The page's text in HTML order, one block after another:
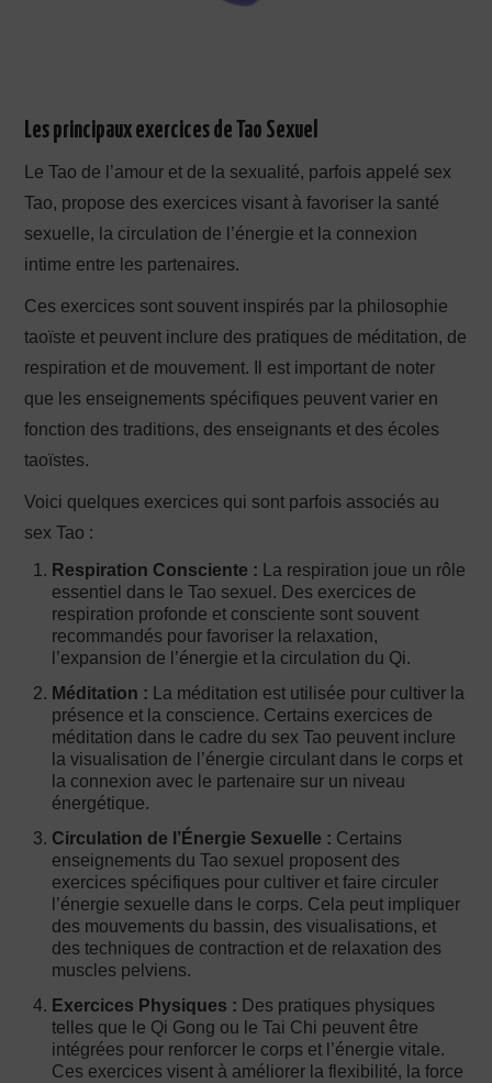
Les principaux exercices de Tao Sexuel
Le Tao de l’amour et de la sexualité, parfois appelé sex
Tao, propose des exercices visant à favoriser la santé
sexuelle, la circulation de l’énergie et la connexion
intime entre les partenaires.
Ces exercices sont souvent inspirés par la philosophie
taoïste et peuvent inclure des pratiques de méditation, de
respiration et de mouvement. Il est important de noter
que les enseignements spécifiques peuvent varier en
fonction des traditions, des enseignants et des écoles
taoïstes.
Voici quelques exercices qui sont parfois associés au
sex Tao :
Respiration Consciente : La respiration joue un rôle
essentiel dans le Tao sexuel. Des exercices de
respiration profonde et consciente sont souvent
recommandés pour favoriser la relaxation,
l’expansion de l’énergie et la circulation du Qi.
Méditation : La méditation est utilisée pour cultiver la
présence et la conscience. Certains exercices de
méditation dans le cadre du sex Tao peuvent inclure
la visualisation de l’énergie circulant dans le corps et
la connexion avec le partenaire sur un niveau
énergétique.
Circulation de l’Énergie Sexuelle : Certains
enseignements du Tao sexuel proposent des
exercices spécifiques pour cultiver et faire circuler
l’énergie sexuelle dans le corps. Cela peut impliquer
des mouvements du bassin, des visualisations, et
des techniques de contraction et de relaxation des
muscles pelviens.
Exercices Physiques : Des pratiques physiques
telles que le Qi Gong ou le Tai Chi peuvent être
intégrées pour renforcer le corps et l’énergie vitale.
Ces exercices visent à améliorer la flexibilité, la force